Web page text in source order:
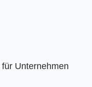
für Unternehmen